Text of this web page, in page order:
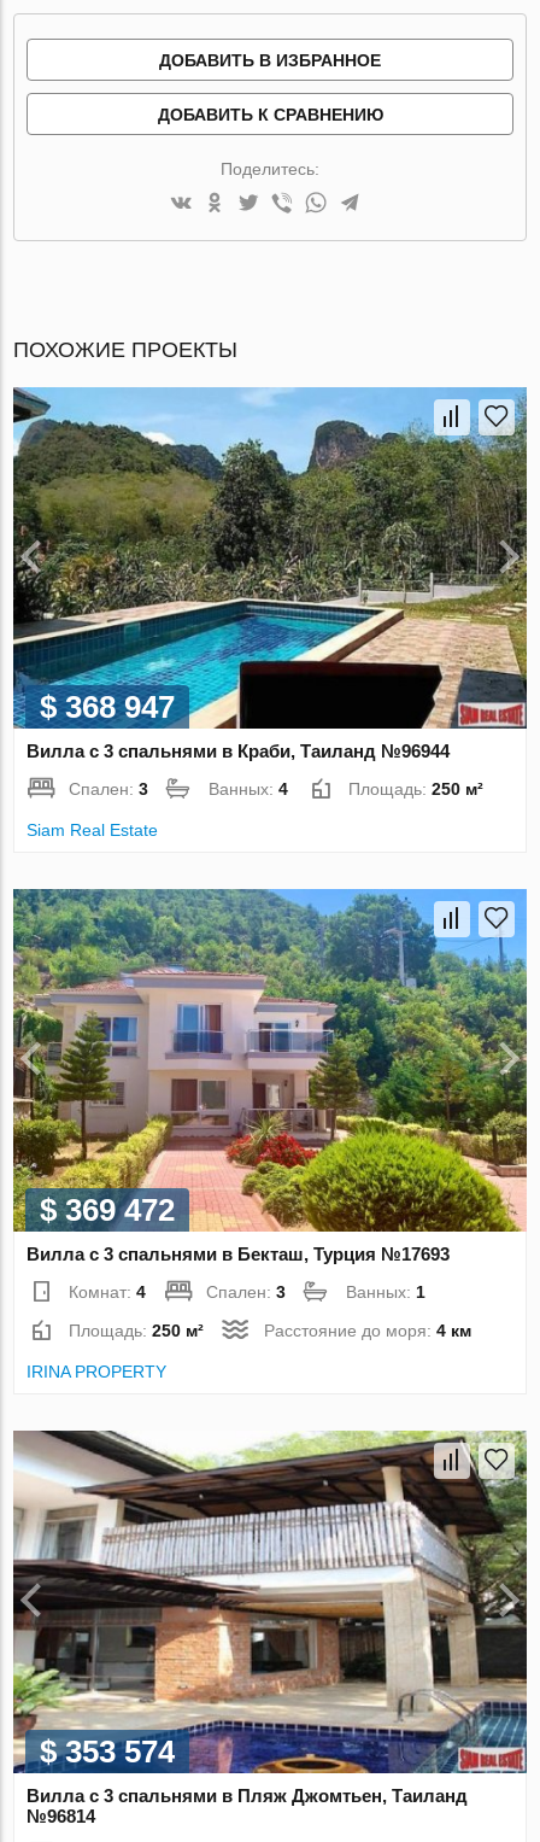
ДОБАВИТЬ В ИЗБРАННОЕ
ДОБАВИТЬ К СРАВНЕНИЮ
Поделитесь:
ПОХОЖИЕ ПРОЕКТЫ
$ 368 947
Вилла с 3 спальнями в Краби, Таиланд №96944
Спален:3 Ванных:4 Площадь:250 м²
Siam Real Estate
$ 369 472
Вилла с 3 спальнями в Бекташ, Турция №17693
Комнат:4 Спален:3 Ванных: 1
Площадь:250 м² Расстояние до моря:4 км
IRINA PROPERTY
$ 353 574
Вилла с 3 спальнями в Пляж Джомтьен, Таиланд
№96814